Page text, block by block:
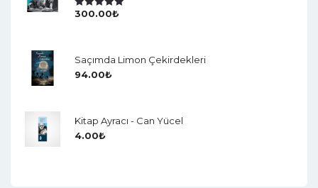
5 Üzerinden
300.00₺
Saçımda Limon Çekirdekleri
94.00₺
Kitap Ayracı - Can Yücel
4.00₺